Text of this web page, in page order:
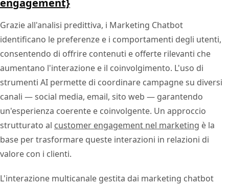
Grazie all'analisi predittiva, i Marketing Chatbot
identificano le preferenze e i comportamenti degli utenti,
consentendo di offrire contenuti e offerte rilevanti che
aumentano l'interazione e il coinvolgimento. L'uso di
strumenti AI permette di coordinare campagne su diversi
canali — social media, email, sito web — garantendo
un'esperienza coerente e coinvolgente. Un approccio
strutturato al customer engagement nel marketing è la
base per trasformare queste interazioni in relazioni di
valore con i clienti.
L'interazione multicanale gestita dai marketing chatbot